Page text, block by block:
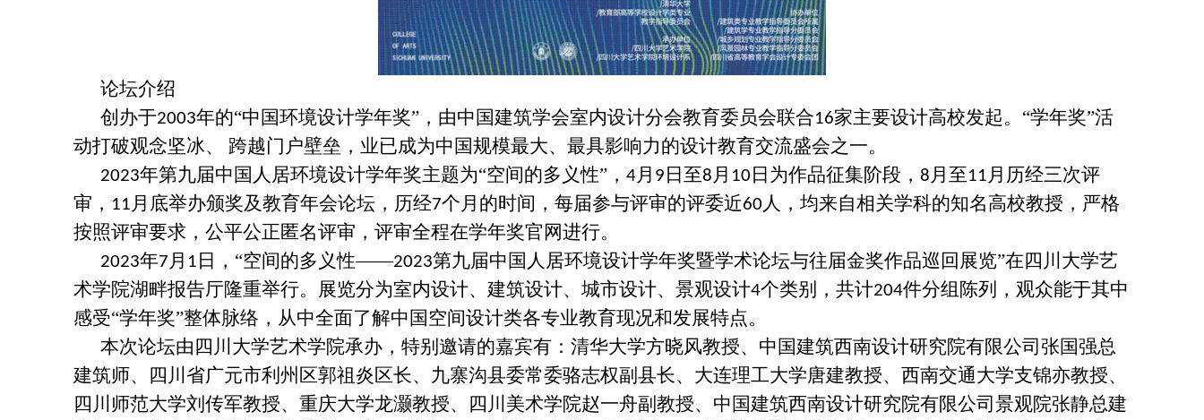
论坛介绍
创办于2003年的“中国环境设计学年奖”，由中国建筑学会室内设计分会教育委员会联合16家主要设计高校发起。“学年奖”活
动打破观念坚冰、 跨越门户壁垒，业已成为中国规模最大、最具影响力的设计教育交流盛会之一。
2023年第九届中国人居环境设计学年奖主题为“空间的多义性”， 4月 9 日至8 月 10 日为作品征集阶段， 8 月至11 月历经三次评
审， 11 月底举办颁奖及教育年会论坛，历经7个月的时间，每届参与评审的评委近60 人，均来自相关学科的知名高校教授，严格
按照评审要求，公平公正匿名评审，评审全程在学年奖官网进行。
2023年7 月 1 日，“空间的多义性——2023第九届中国人居环境设计学年奖暨学术论坛与往届金奖作品巡回展览”在四川大学艺
术学院湖畔报告厅隆重举行。展览分为室内设计、建筑设计、城市设计、景观设计4个类别，共计204件分组陈列，观众能于其中
感受“学年奖”整体脉络，从中全面了解中国空间设计类各专业教育现况和发展特点。
本次论坛由四川大学艺术学院承办，特别邀请的嘉宾有：清华大学方晓风教授、中国建筑西南设计研究院有限公司张国强总
建筑师、四川省广元市利州区郭祖炎区长、九寨沟县委常委骆志权副县长、大连理工大学唐建教授、西南交通大学支锦亦教授、
四川师范大学刘传军教授、重庆大学龙灏教授、四川美术学院赵一舟副教授、中国建筑西南设计研究院有限公司景观院张静总建